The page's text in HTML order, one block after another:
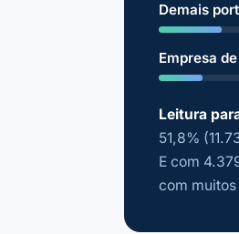
Demais
Empresa
Leitura
51,8%
E com
com